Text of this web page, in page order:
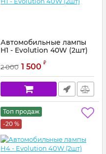
Автомобильные лампы
H1 - Evolution 40W (2шт)
2 000 1 500 ₽
Топ продаж
-20 %